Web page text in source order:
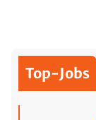
Top-Jobs